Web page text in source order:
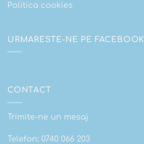
Politica cookies
URMARESTE-NE PE FACEBOOK
CONTACT
Trimite-ne un mesaj
Telefon: 0740 066 203